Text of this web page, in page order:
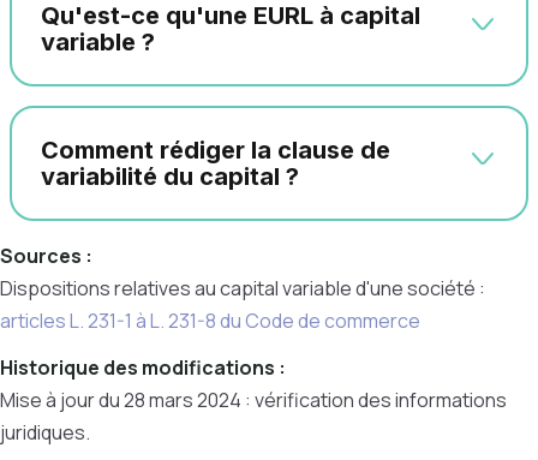
Qu'est-ce qu'une EURL à capital
variable ?
Comment rédiger la clause de
variabilité du capital ?
Sources :
Dispositions relatives au capital variable d'une société :
articles L. 231-1 à L. 231-8 du Code de commerce
Historique des modifications :
Mise à jour du 28 mars 2024 : vérification des informations
juridiques.